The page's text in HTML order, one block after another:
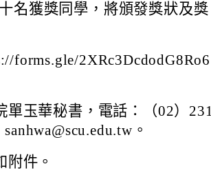
名獲獎同學，將頒發獎狀及獎
forms.gle/
單玉華秘書，電話：（02）
。
附件。